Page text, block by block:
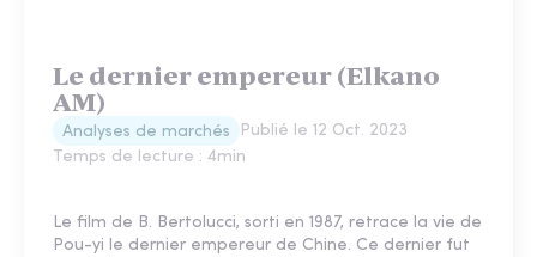
Le dernier empereur (Elkano
AM)
Analyses de marchés Publié le 12 Oct. 2023
Temps de lecture : 4min
Le film de B. Bertolucci, sorti en 1987, retrace la vie de
Pou-yi le dernier empereur de Chine. Ce dernier fut